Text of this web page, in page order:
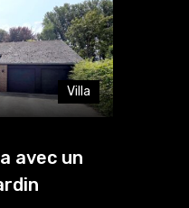
Villa
avec un